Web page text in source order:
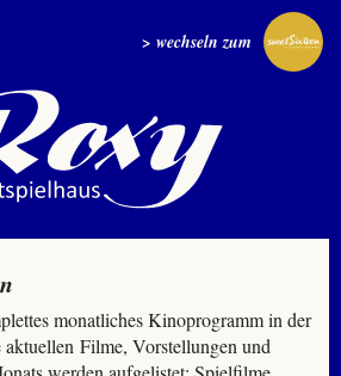
> wechseln zum
monatliches Kinoprogramm in der
aktuellen Filme, Vorstellungen und